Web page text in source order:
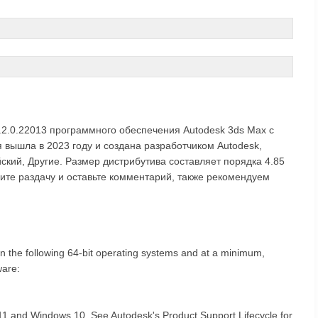
программного обеспечения Autodesk 3ds Max с
в 2023 году и создана разработчиком Autodesk,
Другие. Размер дистрибутива составляет порядка 4.85
раздачу и оставьте комментарий, также рекомендуем
following 64-bit operating systems and at a minimum,
and Windows 10. See Autodesk's Product Support Lifecycle for